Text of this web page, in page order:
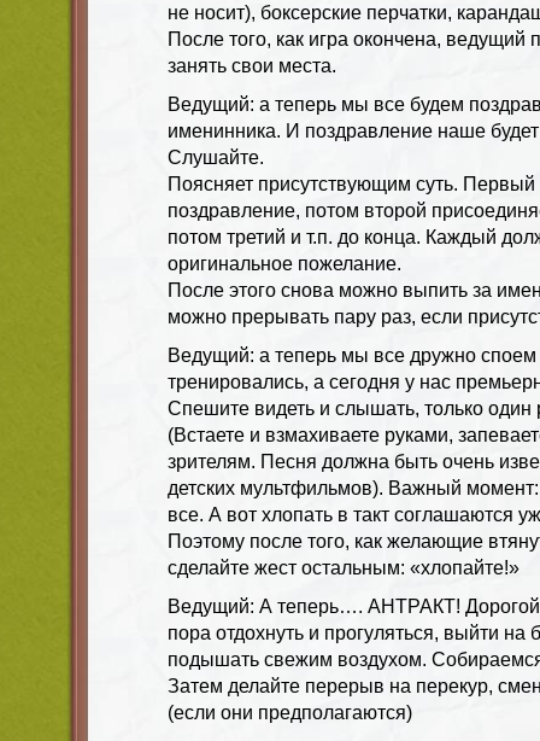
не носит), боксерские перчатки,
После того, как игра окончена, ведущий
занять свои места.
Ведущий: а теперь мы все будем
именинника. И поздравление наше будет
Слушайте.
Поясняет присутствующим суть. Первый
поздравление, потом второй
потом третий и т.п. до конца. Каждый
оригинальное пожелание.
После этого снова можно выпить за
можно прерывать пару раз, если
Ведущий: а теперь мы все дружно
тренировались, а сегодня у нас
Спешите видеть и слышать, только один
(Встаете и взмахиваете руками,
зрителям. Песня должна быть очень
детских мультфильмов). Важный момент:
все. А вот хлопать в такт соглашаются
Поэтому после того, как желающие
сделайте жест остальным: «хлопайте!»
Ведущий: А теперь…. АНТРАКТ!
пора отдохнуть и прогуляться, выйти на
подышать свежим воздухом.
Затем делайте перерыв на перекур,
(если они предполагаются)